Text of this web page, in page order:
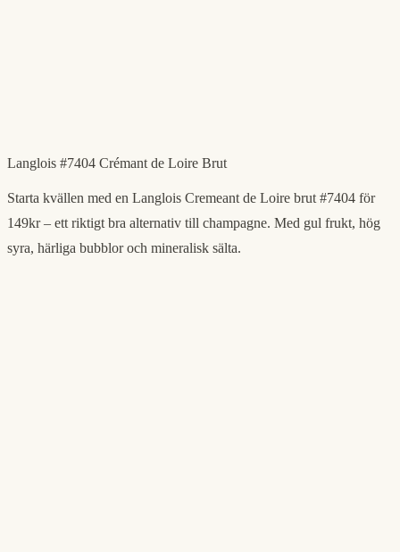
Langlois #7404 Crémant de Loire Brut
Starta kvällen med en Langlois Cremeant de Loire brut #7404 för
149kr – ett riktigt bra alternativ till champagne. Med gul frukt, hög
syra, härliga bubblor och mineralisk sälta.